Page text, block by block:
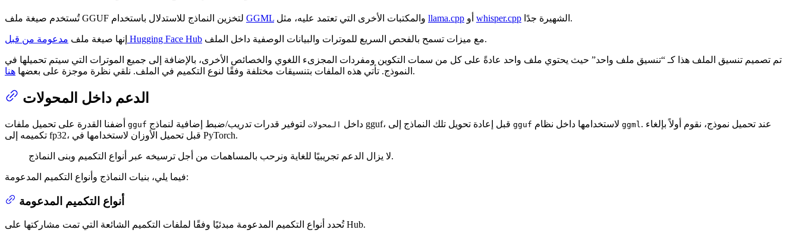
GGML llama.cpp whisper.cpp الشهيرة جدًا.
إنها صيغة ملف مدعومة من قبل Hugging Face Hub مع ميزات تسمح بالفحص السريع للموترات والبيانات الوصفية داخل الملف.
تم تصميم تنسيق الملف هذا كـ “تنسيق ملف واحد” حيث يحتوي ملف واحد عادةً على كل من سمات التكوين ومفردات المجزىء اللغوي والخصائص الأخرى، بالإضافة إلى جميع الموترات التي سيتم تحميلها في
النموذج. تأتي هذه الملفات بتنسيقات مختلفة وفقًا لنوع التكميم في الملف. نلقي نظرة موجزة على بعضها هنا .
الدعم داخل المحولات
gguf داخل المحولات gguf ggml. عند تحميل نموذج، نقوم أولاً بإلغاء
تكميمه إلى fp32، قبل تحميل الأوزان لاستخدامها في PyTorch.
لا يزال الدعم تجريبيًا للغاية ونرحب بالمساهمات من أجل ترسيخه عبر أنواع التكميم وبنى النماذج.
فيما يلي، بنيات النماذج وأنواع التكميم المدعومة:
أنواع التكميم المدعومة
تُحدد أنواع التكميم المدعومة مبدئيًا وفقًا لملفات التكميم الشائعة التي تمت مشاركتها على Hub.